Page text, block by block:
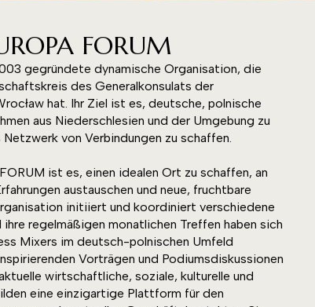
FORUM
gegründete dynamische Organisation, die
des Generalkonsulats der
hat. Ihr Ziel ist es, deutsche, polnische
aus Niederschlesien und der Umgebung zu
von Verbindungen zu schaffen.
ist es, einen idealen Ort zu schaffen, an
austauschen und neue, fruchtbare
initiiert und koordiniert verschiedene
ihre regelmäßigen monatlichen Treffen haben sich
Mixers im deutsch-polnischen Umfeld
Vorträgen und Podiumsdiskussionen
wirtschaftliche, soziale, kulturelle und
eine einzigartige Plattform für den